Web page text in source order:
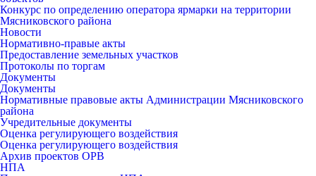
Конкурс по определению оператора ярмарки на территории
Мясниковского района
Новости
Нормативно-правые акты
Предоставление земельных участков
Протоколы по торгам
Документы
Документы
Нормативные правовые акты Администрации Мясниковского
района
Учредительные документы
Оценка регулирующего воздействия
Оценка регулирующего воздействия
Архив проектов ОРВ
НПА